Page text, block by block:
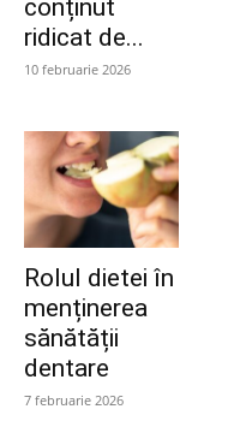
conținut
ridicat de...
10 februarie 2026
Rolul dietei în
menținerea
sănătății
dentare
7 februarie 2026